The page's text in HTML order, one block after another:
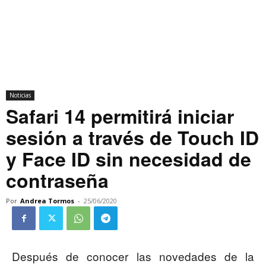
Noticias
Safari 14 permitirá iniciar
sesión a través de Touch ID
y Face ID sin necesidad de
contraseña
Por Andrea Tormos - 25/06/2020
Después de conocer las novedades de la